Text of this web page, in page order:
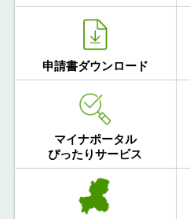
申請書ダウンロード
マイナポータル
ぴったりサービス